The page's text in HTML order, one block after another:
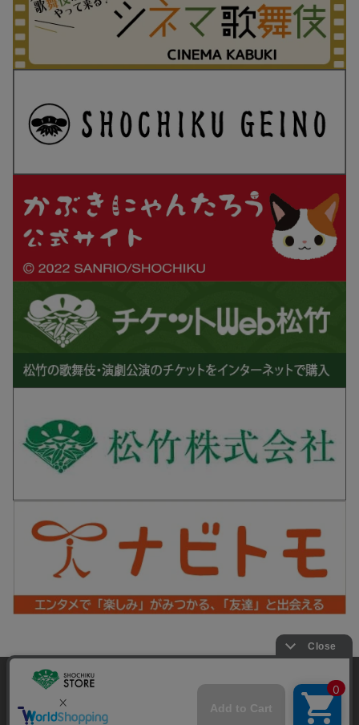
当サイトでは利用体験の向上およびコンテンツの最適な提供、ト
ラフィックの分析を目的としてCookieを使用しています。
サイトの閲覧を継続された場合、Cookieの利用に同意したことも